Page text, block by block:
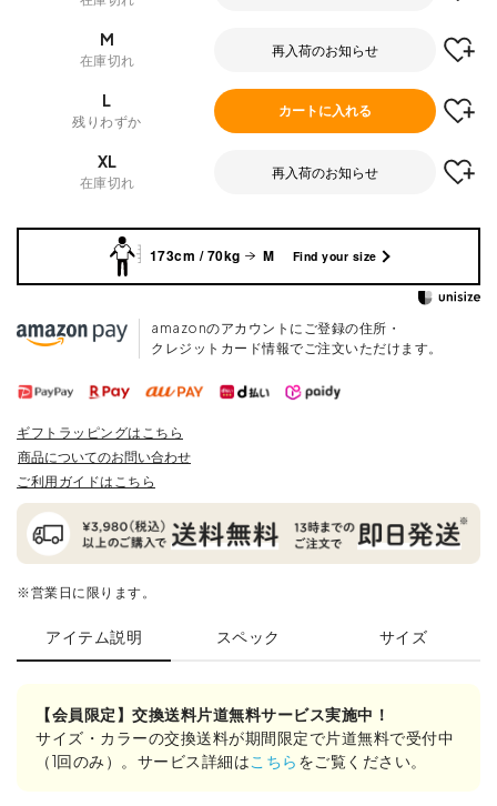
M
在庫切れ
再入荷のお知らせ
L
残りわずか
カートに入れる
XL
在庫切れ
再入荷のお知らせ
173cm / 70kg M Find your size
amazonのアカウントにご登録の住所・
クレジットカード情報でご注文いただけます。
ギフトラッピングはこちら
商品についてのお問い合わせ
ご利用ガイドはこちら
※営業日に限ります。
アイテム説明 スペック サイズ
【会員限定】交換送料片道無料サービス実施中！
サイズ・カラーの交換送料が期間限定で片道無料で受付中
（1回のみ）。サービス詳細はこちら をご覧ください。